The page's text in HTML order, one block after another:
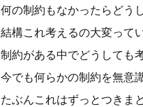
何の制約もなかったらどう
結構これ考えるの大変って
制約がある中でどうしても
今でも何らかの制約を無意
たぶんこれはずっとつきま